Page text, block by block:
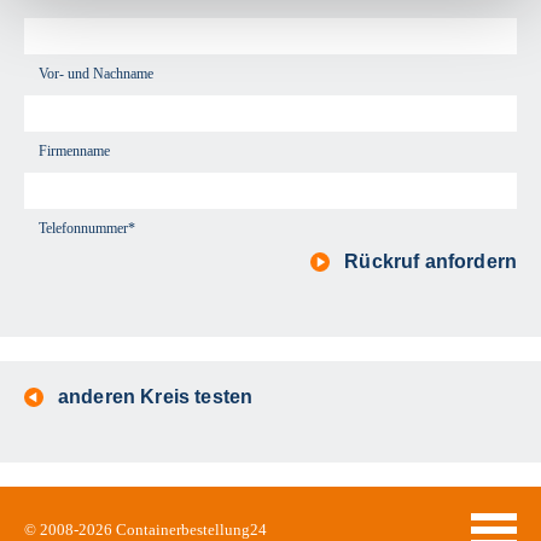
Vor- und Nachname
Firmenname
Telefonnummer*
Rückruf anfordern
anderen Kreis testen
© 2008-2026 Containerbestellung24